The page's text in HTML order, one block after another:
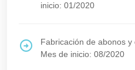
inicio: 01/2020
Fabricación de abonos
Mes de inicio: 08/2020